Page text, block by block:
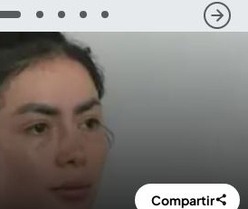
2 3 4 5
Compartir